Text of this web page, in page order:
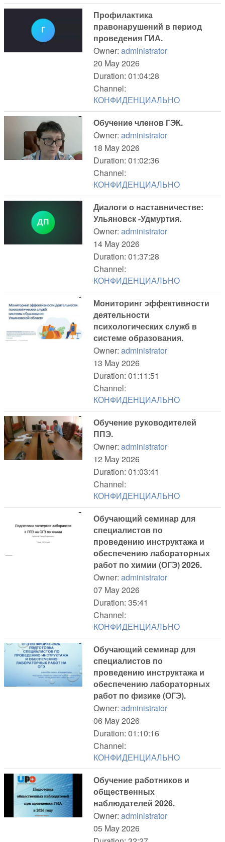
Профилактика
правонарушений в период
проведения ГИА.
Owner: administrator
20 May 2026
Duration: 01:04:28
Channel:
КОНФИДЕНЦИАЛЬНО
Обучение членов ГЭК.
Owner: administrator
18 May 2026
Duration: 01:02:36
Channel:
КОНФИДЕНЦИАЛЬНО
Диалоги о наставничестве:
Ульяновск -Удмуртия.
Owner: administrator
14 May 2026
Duration: 01:37:28
Channel:
КОНФИДЕНЦИАЛЬНО
Мониторинг эффективности
деятельности
психологических служб в
системе образования.
Owner: administrator
13 May 2026
Duration: 01:11:51
Channel:
КОНФИДЕНЦИАЛЬНО
Обучение руководителей
ППЭ.
Owner: administrator
12 May 2026
Duration: 01:03:41
Channel:
КОНФИДЕНЦИАЛЬНО
Обучающий семинар для
специалистов по
проведению инструктажа и
обеспечению лабораторных
работ по химии (ОГЭ) 2026.
Owner: administrator
07 May 2026
Duration: 35:41
Channel:
КОНФИДЕНЦИАЛЬНО
Обучающий семинар для
специалистов по
проведению инструктажа и
обеспечению лабораторных
работ по физике (ОГЭ).
Owner: administrator
06 May 2026
Duration: 01:10:16
Channel:
КОНФИДЕНЦИАЛЬНО
Обучение работников и
общественных
наблюдателей 2026.
Owner: administrator
05 May 2026